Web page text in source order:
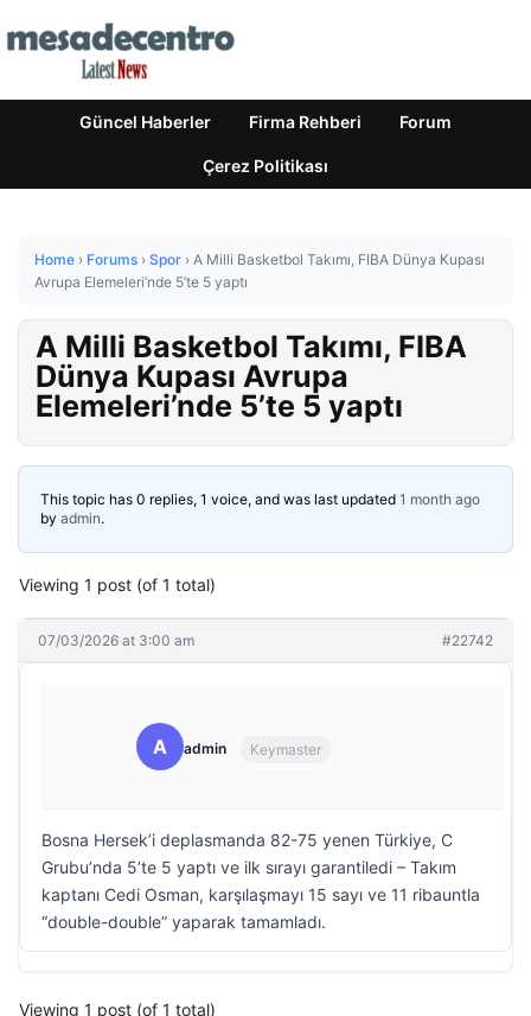
Güncel Haberler Firma Rehberi Forum
Çerez Politikası
Home › Forums › Spor › A Milli Basketbol Takımı, FIBA Dünya Kupası
Avrupa Elemeleri’nde 5’te 5 yaptı
A Milli Basketbol Takımı, FIBA
Dünya Kupası Avrupa
Elemeleri’nde 5’te 5 yaptı
This topic has 0 replies, 1 voice, and was last updated 1 month ago
by admin.
Viewing 1 post (of 1 total)
07/03/2026 at 3:00 am #22742
A admin Keymaster
Bosna Hersek’i deplasmanda 82-75 yenen Türkiye, C
Grubu’nda 5’te 5 yaptı ve ilk sırayı garantiledi – Takım
kaptanı Cedi Osman, karşılaşmayı 15 sayı ve 11 ribauntla
“double-double” yaparak tamamladı.
Viewing 1 post (of 1 total)